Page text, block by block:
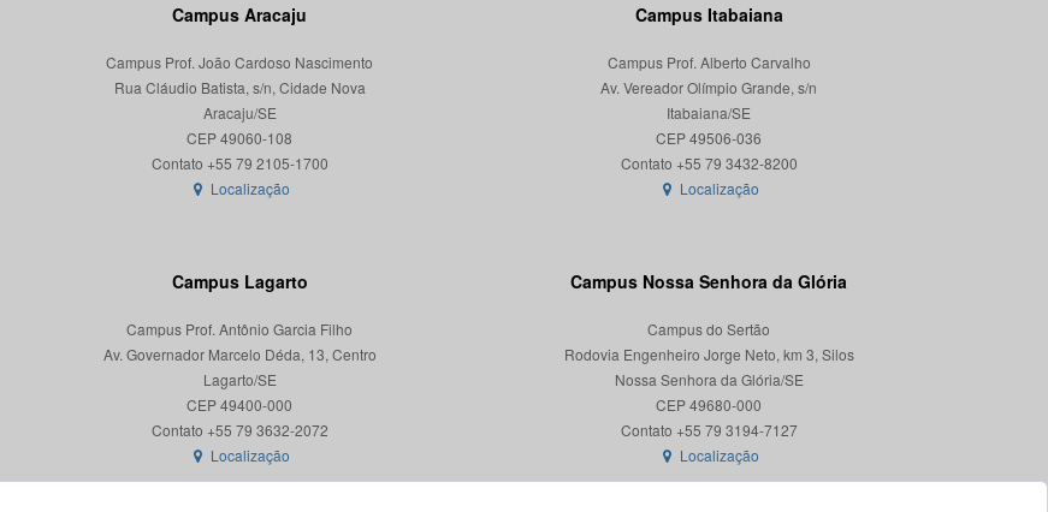
Campus Aracaju
Campus Prof. João Cardoso Nascimento
Rua Cláudio Batista, s/n, Cidade Nova
Aracaju/SE
CEP 49060-108
Localização
Campus Itabaiana
Campus Prof. Alberto Carvalho
Av. Vereador Olímpio Grande, s/n
Itabaiana/SE
CEP 49506-036
Localização
Campus Lagarto
Campus Prof. Antônio Garcia Filho
Av. Governador Marcelo Déda, 13, Centro
Lagarto/SE
CEP 49400-000
Localização
Campus Nossa Senhora da Glória
Campus do Sertão
Rodovia Engenheiro Jorge Neto, km 3, Silos
Nossa Senhora da Glória/SE
CEP 49680-000
Contato +55 79 3194-7127
Localização